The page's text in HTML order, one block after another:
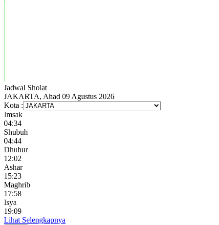
Jadwal Sholat
JAKARTA, Ahad 09 Agustus 2026
Kota :
Imsak
04:34
Shubuh
04:44
Dhuhur
12:02
Ashar
15:23
Maghrib
17:58
Isya
19:09
Lihat Selengkapnya